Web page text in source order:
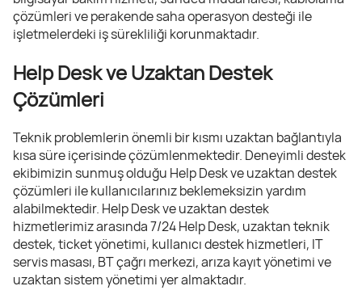
çözümleri ve perakende saha operasyon desteği ile
işletmelerdeki iş sürekliliği korunmaktadır.
Help Desk ve Uzaktan Destek
Çözümleri
Teknik problemlerin önemli bir kısmı uzaktan bağlantıyla
kısa süre içerisinde çözümlenmektedir. Deneyimli destek
ekibimizin sunmuş olduğu Help Desk ve uzaktan destek
çözümleri ile kullanıcılarınız beklemeksizin yardım
alabilmektedir. Help Desk ve uzaktan destek
hizmetlerimiz arasında 7/24 Help Desk, uzaktan teknik
destek, ticket yönetimi, kullanıcı destek hizmetleri, IT
servis masası, BT çağrı merkezi, arıza kayıt yönetimi ve
uzaktan sistem yönetimi yer almaktadır.